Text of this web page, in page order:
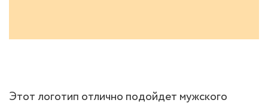
Этот логотип отлично подойдет мужского